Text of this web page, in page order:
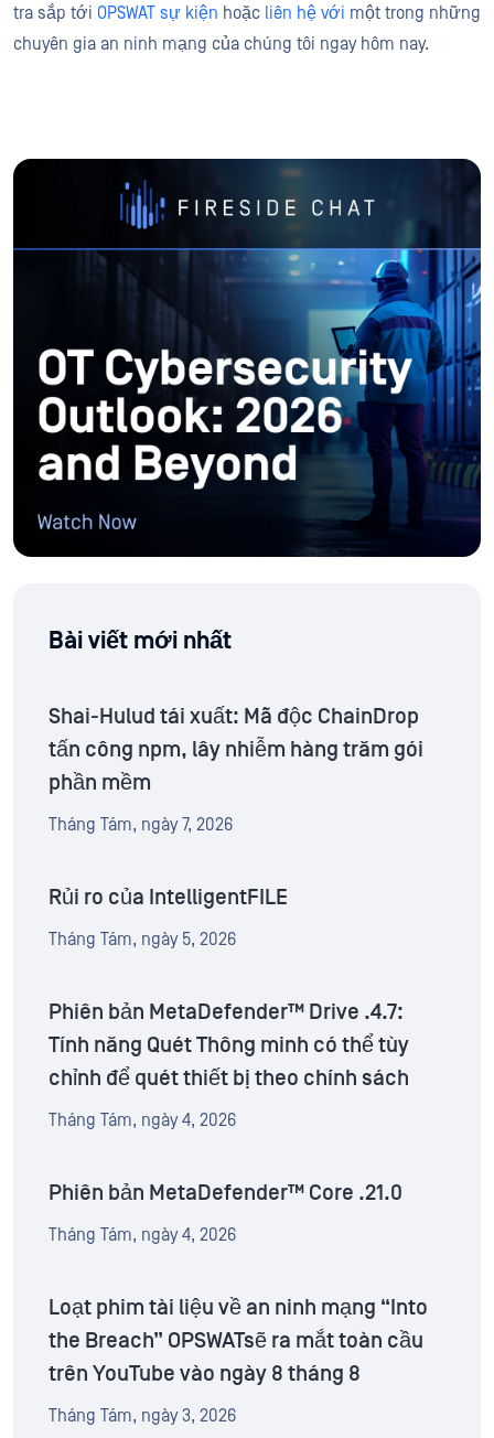
tra sắp tới OPSWAT sự kiện hoặc liên hệ với một trong những
chuyên gia an ninh mạng của chúng tôi ngay hôm nay.
Bài viết mới nhất
Shai-Hulud tái xuất: Mã độc ChainDrop
tấn công npm, lây nhiễm hàng trăm gói
phần mềm
Tháng Tám, ngày 7, 2026
Rủi ro của IntelligentFILE
Tháng Tám, ngày 5, 2026
Phiên bản MetaDefender™ Drive .4.7:
Tính năng Quét Thông minh có thể tùy
chỉnh để quét thiết bị theo chính sách
Tháng Tám, ngày 4, 2026
Phiên bản MetaDefender™ Core .21.0
Tháng Tám, ngày 4, 2026
Loạt phim tài liệu về an ninh mạng “Into
the Breach” OPSWATsẽ ra mắt toàn cầu
trên YouTube vào ngày 8 tháng 8
Tháng Tám, ngày 3, 2026